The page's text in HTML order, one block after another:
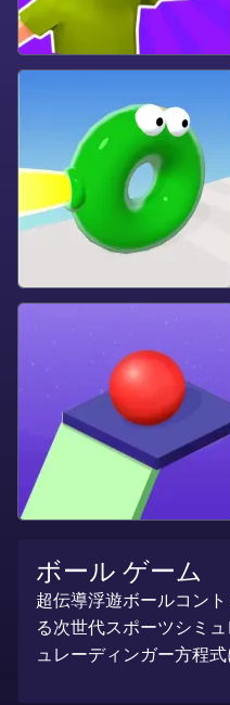
ボール ゲーム
超伝導浮遊ボールコン
る次世代スポーツシミ
ュレーディンガー方程